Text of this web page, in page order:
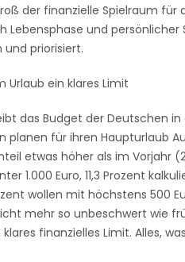
der finanzielle Spielraum
Lebensphase und
und priorisiert.
Urlaub ein klares Limit
das Budget der Deutschen
planen für ihren Haupturlaub
etwas höher als im Vorjahr
1.000 Euro, 11,3 Prozent
wollen mit höchstens 500
mehr so unbeschwert wie
finanzielles Limit. Alles,